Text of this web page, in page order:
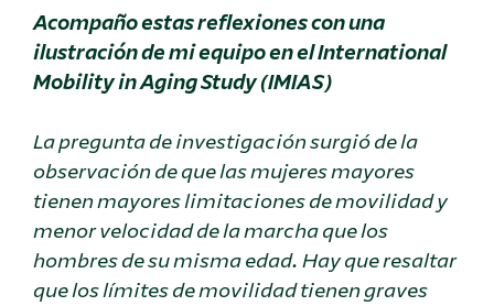
Acompaño estas reflexiones con una
ilustración de mi equipo en el International
Mobility in Aging Study (IMIAS)
La pregunta de investigación surgió de la
observación de que las mujeres mayores
tienen mayores limitaciones de movilidad y
menor velocidad de la marcha que los
hombres de su misma edad. Hay que resaltar
que los límites de movilidad tienen graves